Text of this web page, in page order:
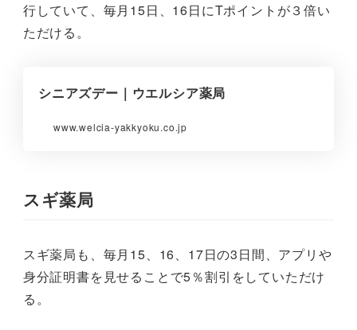
行していて、毎月15日、16日にTポイントが３倍い
ただける。
シニアズデー｜ウエルシア薬局
www.welcia-yakkyoku.co.jp
スギ薬局
スギ薬局も、毎月15、16、17日の3日間、アプリや
身分証明書を見せることで5％割引をしていただけ
る。